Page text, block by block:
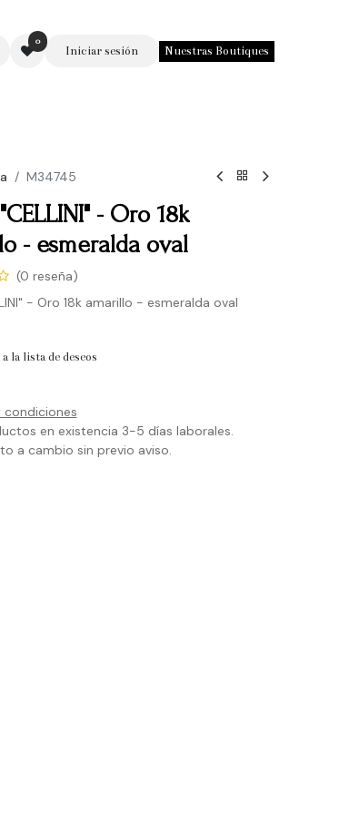
0
Iniciar sesión Nuestras Boutiques
M34745
- Oro 18k
- esmeralda oval
(0 reseña)
- Oro 18k amarillo - esmeralda oval
la lista de deseos
condiciones
en existencia 3-5 días laborales.
a cambio sin previo aviso.